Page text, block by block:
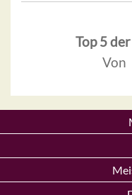
Top 5
Von